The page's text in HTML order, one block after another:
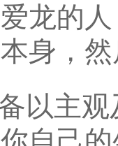
龙的
身，
以主